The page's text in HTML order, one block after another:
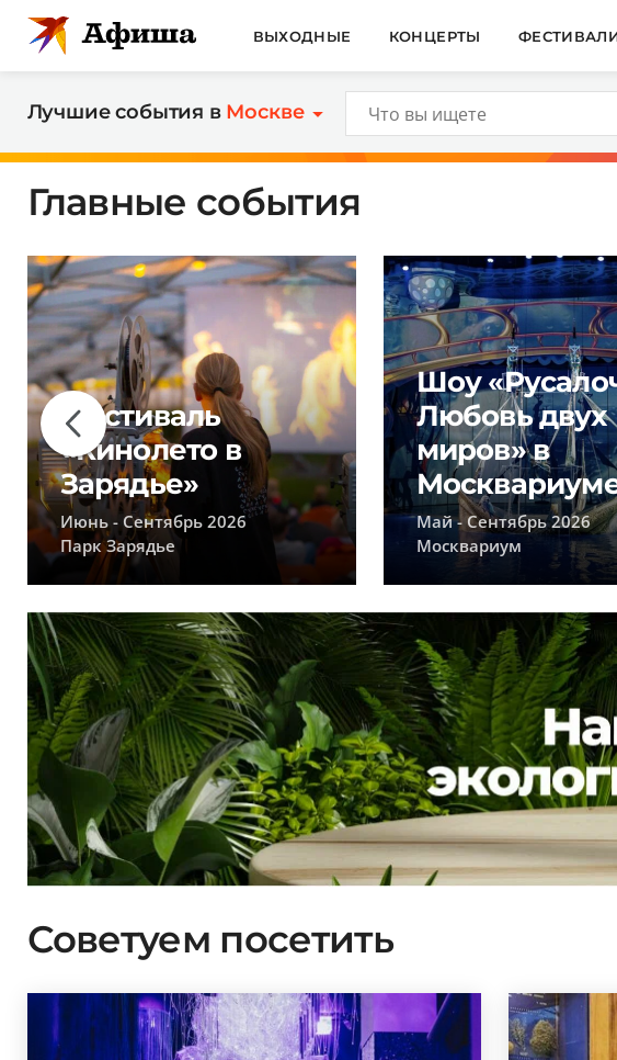
ВЫХОДНЫЕ КОНЦЕРТЫ
Лучшие события в Москве
Главные события
Фестиваль
«Кинолето в
Зарядье»
Июнь - Сентябрь 2026
Парк Зарядье
Шоу
Любовь двух
миров» в
Май - Сентябрь 2026
Москвариум
Советуем посетить